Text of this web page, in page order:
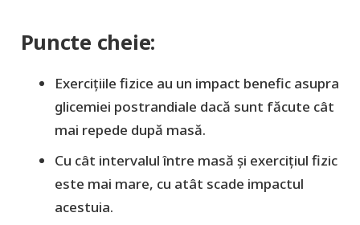
Puncte cheie:
Exercițiile fizice au un impact benefic asupra
glicemiei postrandiale dacă sunt făcute cât
mai repede după masă.
Cu cât intervalul între masă și exercițiul fizic
este mai mare, cu atât scade impactul
acestuia.